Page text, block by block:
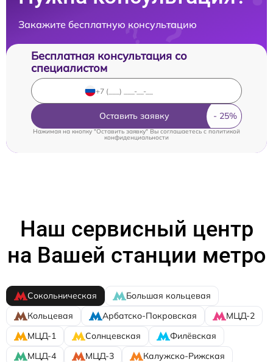
Закажите бесплатную консультацию
Бесплатная консультация со
специалистом
Оставить заявку
Нажимая на кнопку "Оставить заявку" Вы соглашаетесь cполитикой
конфиденциальности
Наш сервисный центр
на Вашей станции метро
Сокольническая
Большая кольцевая
Кольцевая
Арбатско-Покровская
МЦД-2
МЦД-1
Солнцевская
Филёвская
МЦД-4
МЦД-3
Калужско-Рижская